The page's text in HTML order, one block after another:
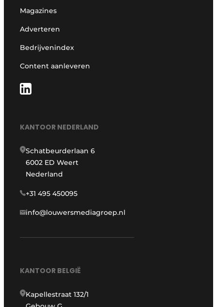
Magazines
Adverteren
Bedrijvenindex
Content aanleveren
KANTOOR NEDERLAND
Schatbeurderlaan 6
6002 ED Weert
Nederland
+31 495 450095
info@louwersmediagroep.nl
KANTOOR BELGIË
Kapellestraat 132/1